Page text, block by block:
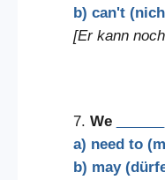
b) can't
[Er kann
7. We
a) need to
b) may